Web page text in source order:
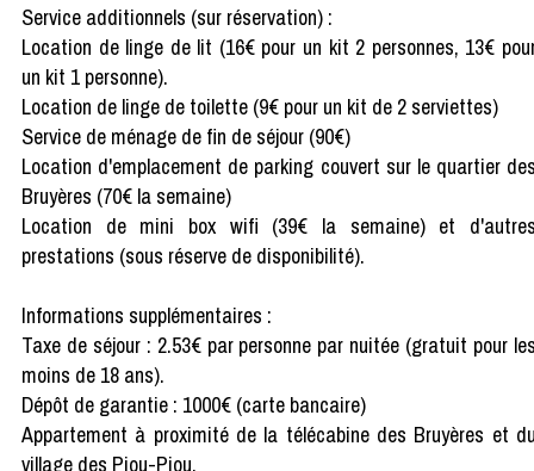
Service additionnels (sur réservation) :
Location de linge de lit (16€ pour un kit 2 personnes, 13€
un kit 1 personne).
Location de linge de toilette (9€ pour un kit de 2 serviettes)
Service de ménage de fin de séjour (90€)
Location d'emplacement de parking couvert sur le quartier
Bruyères (70€ la semaine)
Location de mini box wifi (39€ la semaine) et
prestations (sous réserve de disponibilité).
Informations supplémentaires :
Taxe de séjour : 2.53€ par personne par nuitée (gratuit pour
moins de 18 ans).
Dépôt de garantie : 1000€ (carte bancaire)
Appartement à proximité de la télécabine des Bruyères et
village des Piou-Piou.